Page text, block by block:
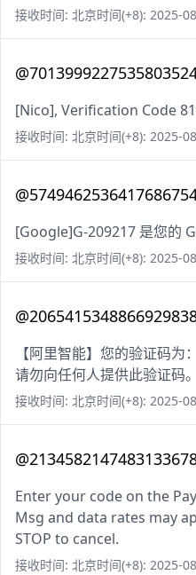
接收时间: 北京时间(+8): 2025-
[Nico], Verification Code
接收时间: 北京时间(+8): 2025-
[Google]G-209217 是您的
接收时间: 北京时间(+8): 2025-
【阿里智能】您的验证码为
请勿向任何人提供此验证码。
接收时间: 北京时间(+8): 2025-
Enter your code on the
Msg and data rates may
STOP to cancel.
接收时间: 北京时间(+8): 2025-